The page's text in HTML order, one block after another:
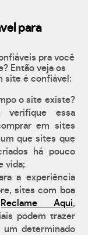
para
pra você
Então veja os
site é confiável:
o site existe?
verifique essa
em sites
que sites que
há pouco
vida;
a experiência
sites com boa
Reclame Aqui,
podem trazer
determinado